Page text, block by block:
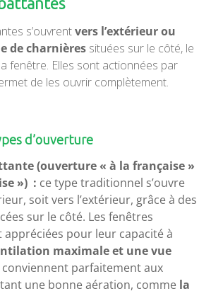
s’ouvrentvers l’extérieur ou
de charnières situées sur le côté, le
fenêtre. Elles sont actionnées par
de les ouvrir complètement.
d’ouverture
(ouverture « à la française »
») : ce type traditionnel s’ouvre
soit vers l’extérieur, grâce à des
sur le côté. Les fenêtres
pour leur capacité à
maximale et une vue
conviennent parfaitement aux
une bonne aération, comme la